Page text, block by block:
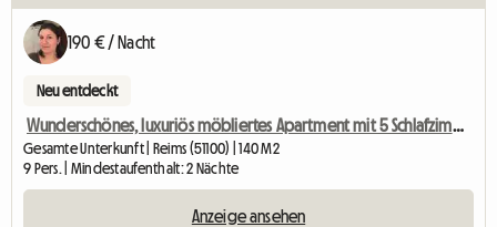
190 € / Nacht
Neu entdeckt
Wunderschönes, luxuriös möbliertes Apartment mit 5 Schlafzimmern und 2 Bädern in einem 140 m² großen Park
Gesamte Unterkunft | Reims (51100) | 140 M2
9 Pers. | Mindestaufenthalt: 2 Nächte
Anzeige ansehen